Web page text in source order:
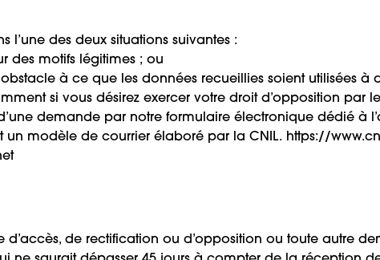
l’une des deux situations suivantes :
des motifs légitimes ; ou
à ce que les données recueillies soient utilisées
si vous désirez exercer votre droit d’opposition par
demande par notre formulaire électronique dédié à
un modèle de courrier élaboré par la CNIL. https://
d’accès, de rectification ou d’opposition ou toute autre